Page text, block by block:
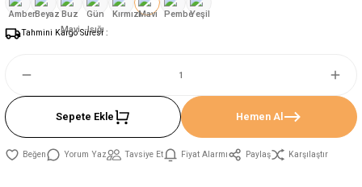
Tahmini Kargo Süresi :
Sepete Ekle Hemen Al
Yorum Yaz Tavsiye Et Fiyat Alarmı Paylaş Karşılaştır